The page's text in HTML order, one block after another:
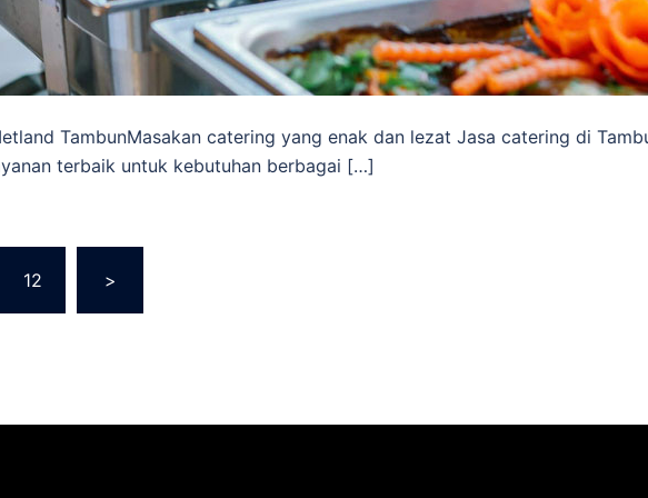
TambunMasakan catering yang enak dan lezat Jasa catering di
terbaik untuk kebutuhan berbagai […]
12 >